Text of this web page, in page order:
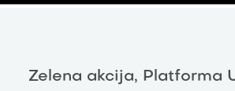
Zelena akcija, Platforma